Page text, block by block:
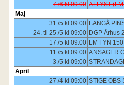
7./6 kl 09:00 AFLYST
Maj
31./5 kl 09:00 LANGÅ
24. til 25./5 kl 09:00 DGP Århus
17./5 kl 09:00 LM FYN
11./5 kl 09:00 ANSAGER
3./5 kl 09:00
April
27./4 kl 09:00 STIGE OBS